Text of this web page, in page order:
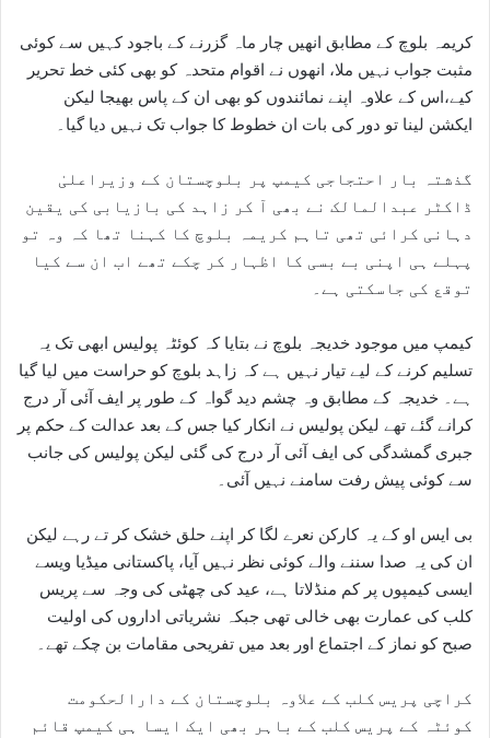
کریمہ بلوچ کے مطابق انھیں چار ماہ گزرنے کے باجود کہیں سے کوئی
مثبت جواب نہیں ملا، انھوں نے اقوام متحدہ کو بھی کئی خط تحریر
کیے،اس کے علاوہ اپنے نمائندوں کو بھی ان کے پاس بھیجا لیکن
ایکشن لینا تو دور کی بات ان خطوط کا جواب تک نہیں دیا گیا۔
گذشتہ بار احتجاجی کیمپ پر بلوچستان کے وزیراعلیٰ
ڈاکٹر عبدالمالک نے بھی آ کر زاہد کی بازیابی کی یقین
دہانی کرائی تھی تاہم کریمہ بلوچ کا کہنا تھا کہ وہ تو
پہلے ہی اپنی بے بسی کا اظہار کر چکے تھے اب ان سے کیا
توقع کی جاسکتی ہے۔
کیمپ میں موجود خدیجہ بلوچ نے بتایا کہ کوئٹہ پولیس ابھی تک یہ
تسلیم کرنے کے لیے تیار نہیں ہے کہ زاہد بلوچ کو حراست میں لیا گیا
ہے۔ خدیجہ کے مطابق وہ چشم دید گواہ کے طور پر ایف آئی آر درج
کرانے گئے تھے لیکن پولیس نے انکار کیا جس کے بعد عدالت کے حکم پر
جبری گمشدگی کی ایف آئی آر درج کی گئی لیکن پولیس کی جانب
سے کوئی پیش رفت سامنے نہیں آئی۔
بی ایس او کے یہ کارکن نعرے لگا کر اپنے حلق خشک کر تے رہے لیکن
ان کی یہ صدا سننے والے کوئی نظر نہیں آیا، پاکستانی میڈیا ویسے
ایسی کیمپوں پر کم منڈلاتا ہے، عید کی چھٹی کی وجہ سے پریس
کلب کی عمارت بھی خالی تھی جبکہ نشریاتی اداروں کی اولیت
صبح کو نماز کے اجتماع اور بعد میں تفریحی مقامات بن چکے تھے۔
کراچی پریس کلب کے علاوہ بلوچستان کے دارالحکومت
کوئٹہ کے پریس کلب کے باہر بھی ایک ایسا ہی کیمپ قائم